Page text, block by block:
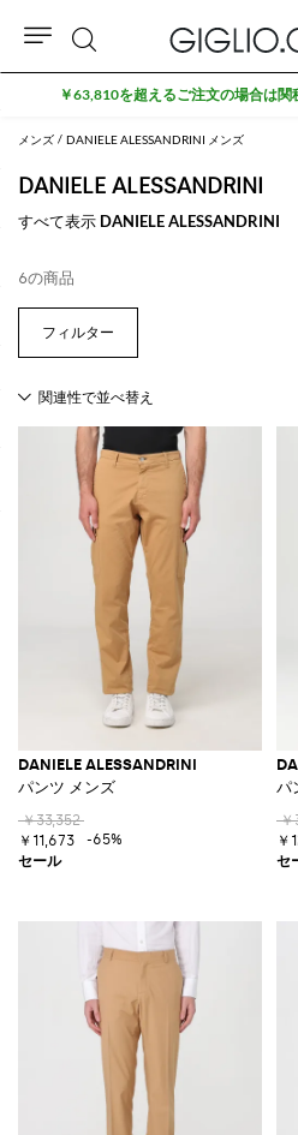
メンズ DANIELE ALESSANDRINI メンズ
DANIELE ALESSANDRINI
すべて表示 DANIELE ALESSANDRINI
6の商品
DANIELE ALESSANDRINI
パンツ メンズ
￥33,352
￥11,673
-65%
パ
￥
￥
検
索
￥63,810を超えるご注文の場合は